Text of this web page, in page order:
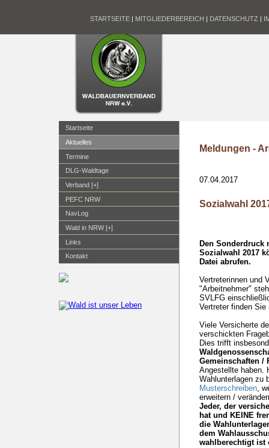
STARTSEITE | MITGLIEDERBEREICH | DATENSCHUTZ |
Startseite
Aktuelles
Termine
DLG-Waldtage
Verband [+]
PEFC NRW
NavLog
Wald in NRW [+]
Links
Kontakt
Meldungen -
07.04.2017
Sozialwahl
Den Sonderdruck
Sozialwahl 2017
Datei abrufen.
Vertreterinnen und
"Arbeitnehmer"
SVLFG
Vertreter finden Sie
Viele Versicherte
verschickten
Dies trifft
Gemeinschaften /
Angestellte haben.
Wahlunterlagen zu
Musterschreiben ,
erweitern /
Jeder, der
hat und KEINE
die
dem
wahlberechtigt ist